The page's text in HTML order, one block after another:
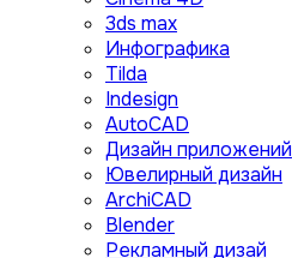
3ds max
Инфографика
Tilda
Indesign
AutoCAD
Дизайн приложений
Ювелирный дизайн
ArchiCAD
Blender
Рекламный дизай